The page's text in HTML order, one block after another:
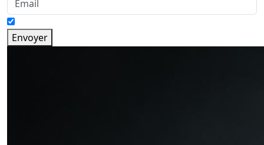
Envoyer